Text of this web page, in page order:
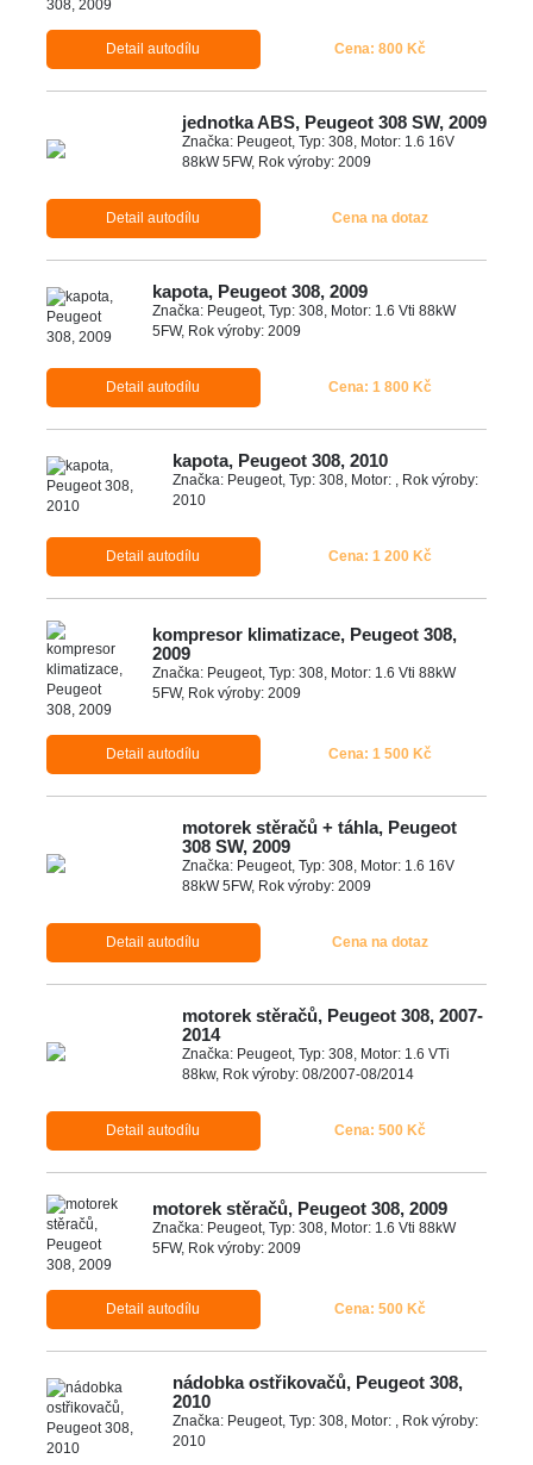
Detail autodílu Cena: 800 Kč
jednotka ABS, Peugeot 308 SW, 2009
Značka: Peugeot, Typ: 308, Motor: 1.6 16V
88kW 5FW, Rok výroby: 2009
Detail autodílu Cena na dotaz
kapota, Peugeot 308, 2009
Značka: Peugeot, Typ: 308, Motor: 1.6 Vti 88kW
5FW, Rok výroby: 2009
Detail autodílu Cena: 1 800 Kč
kapota, Peugeot 308, 2010
Značka: Peugeot, Typ: 308, Motor: , Rok výroby:
2010
Detail autodílu Cena: 1 200 Kč
kompresor klimatizace, Peugeot 308,
2009
Značka: Peugeot, Typ: 308, Motor: 1.6 Vti 88kW
5FW, Rok výroby: 2009
Detail autodílu Cena: 1 500 Kč
motorek stěračů + táhla, Peugeot
308 SW, 2009
Značka: Peugeot, Typ: 308, Motor: 1.6 16V
88kW 5FW, Rok výroby: 2009
Detail autodílu Cena na dotaz
motorek stěračů, Peugeot 308, 2007-
2014
Značka: Peugeot, Typ: 308, Motor: 1.6 VTi
88kw, Rok výroby: 08/2007-08/2014
Detail autodílu Cena: 500 Kč
motorek stěračů, Peugeot 308, 2009
Značka: Peugeot, Typ: 308, Motor: 1.6 Vti 88kW
5FW, Rok výroby: 2009
Detail autodílu Cena: 500 Kč
nádobka ostřikovačů, Peugeot 308,
2010
Značka: Peugeot, Typ: 308, Motor: , Rok výroby:
2010